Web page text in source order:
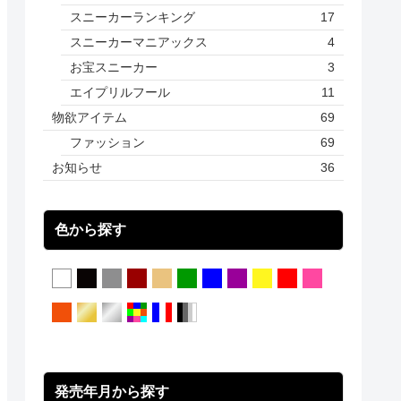
スニーカーランキング
17
スニーカーマニアックス
4
お宝スニーカー
3
エイプリルフール
11
物欲アイテム
69
ファッション
69
お知らせ
36
色から探す
発売年月から探す